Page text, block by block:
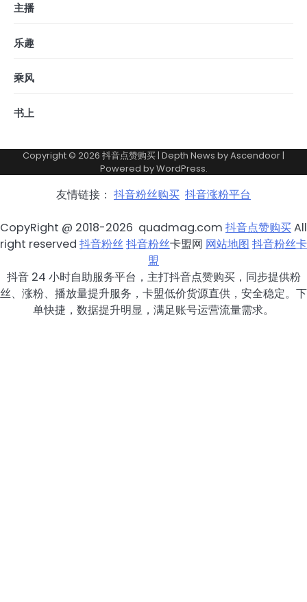
主播
乐趣
乘风
书上
Copyright © 2026 抖音点赞购买 | Depth News byAscendoor |
Powered byWordPress.
友情链接： 抖音粉丝购买 抖音涨粉平台
CopyRight @ 2018-2026 quadmag.com 抖音点赞购买All
right reserved 抖音粉丝抖音粉丝卡盟网 网站地图 抖音粉丝卡
盟
抖音 24 小时自助服务平台，主打抖音点赞购买，同步提供粉
丝、涨粉、播放量提升服务，卡盟低价货源直供，安全稳定。下
单快捷，数据提升明显，满足账号运营流量需求。